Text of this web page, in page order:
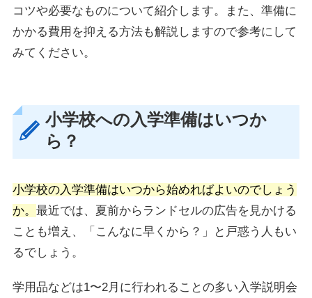
コツや必要なものについて紹介します。また、準備に
かかる費用を抑える方法も解説しますので参考にして
みてください。
小学校への入学準備はいつか
ら？
小学校の入学準備はいつから始めればよいのでしょう
か。 最近では、夏前からランドセルの広告を見かける
ことも増え、「こんなに早くから？」と戸惑う人もい
るでしょう。
学用品などは1〜2月に行われることの多い入学説明会